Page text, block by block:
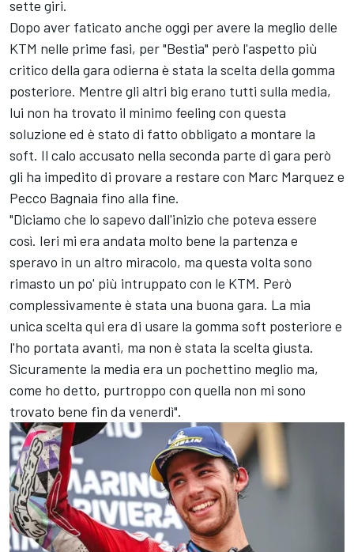
sette giri.
Dopo aver faticato anche oggi per avere la meglio delle
KTM nelle prime fasi, per "Bestia" però l'aspetto più
critico della gara odierna è stata la scelta della gomma
posteriore. Mentre gli altri big erano tutti sulla media,
lui non ha trovato il minimo feeling con questa
soluzione ed è stato di fatto obbligato a montare la
soft. Il calo accusato nella seconda parte di gara però
gli ha impedito di provare a restare con Marc Marquez e
Pecco Bagnaia fino alla fine.
"Diciamo che lo sapevo dall'inizio che poteva essere
così. Ieri mi era andata molto bene la partenza e
speravo in un altro miracolo, ma questa volta sono
rimasto un po' più intruppato con le KTM. Però
complessivamente è stata una buona gara. La mia
unica scelta qui era di usare la gomma soft posteriore e
l'ho portata avanti, ma non è stata la scelta giusta.
Sicuramente la media era un pochettino meglio ma,
come ho detto, purtroppo con quella non mi sono
trovato bene fin da venerdì".